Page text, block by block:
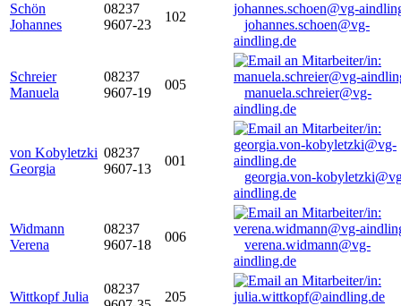
Schön
Johannes
08237
9607-23
102
johannes.schoen@vg-
aindling.de
Schreier
Manuela
08237
9607-19
005
manuela.schreier@vg-
aindling.de
von Kobyletzki
Georgia
08237
9607-13
001
georgia.von-
aindling.de
Widmann
Verena
08237
9607-18
006
verena.widmann@vg-
aindling.de
Wittkopf Julia
08237
205